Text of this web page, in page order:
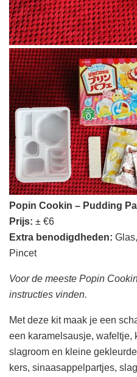
Popin Cookin – Pudding
Prijs: ± €6
Extra benodigdheden:
Pincet
Voor de meeste Popin
instructies vinden.
Met deze kit maak je een
een karamelsausje, wafeltje,
slagroom en kleine
kers, sinaasappelpartjes,